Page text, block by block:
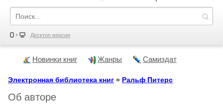
Десктоп версия
Новинки книг Жанры Самиздат
Электронная библиотека книг » Ральф Питерс
Об авторе